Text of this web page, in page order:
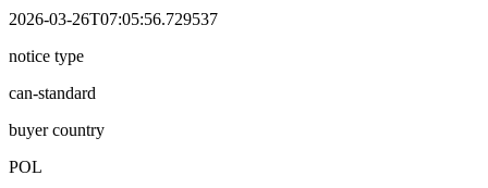
2026-03-26T07:05:56.729537
notice type
can-standard
buyer country
POL